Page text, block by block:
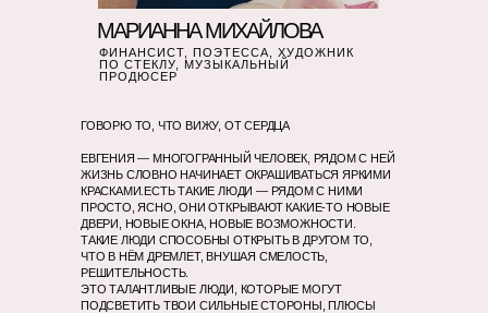
ГОВОРЮ ТО, ЧТО ВИЖУ, ОТ СЕРДЦА
ЕВГЕНИЯ — МНОГОГРАННЫЙ ЧЕЛОВЕК, РЯДОМ С НЕЙ
ЖИЗНЬ СЛОВНО НАЧИНАЕТ ОКРАШИВАТЬСЯ ЯРКИМИ
КРАСКАМИ.ЕСТЬ ТАКИЕ ЛЮДИ — РЯДОМ С НИМИ
ПРОСТО, ЯСНО, ОНИ ОТКРЫВАЮТ КАКИЕ-ТО НОВЫЕ
ДВЕРИ, НОВЫЕ ОКНА, НОВЫЕ ВОЗМОЖНОСТИ.
ТАКИЕ ЛЮДИ СПОСОБНЫ ОТКРЫТЬ В ДРУГОМ ТО,
ЧТО В НЁМ ДРЕМЛЕТ, ВНУШАЯ СМЕЛОСТЬ,
РЕШИТЕЛЬНОСТЬ.
ЭТО ТАЛАНТЛИВЫЕ ЛЮДИ, КОТОРЫЕ МОГУТ
ПОДСВЕТИТЬ ТВОИ СИЛЬНЫЕ СТОРОНЫ, ПЛЮСЫ
ФИНАНСИСТ, ПОЭТЕССА, ХУДОЖНИК
ПО СТЕКЛУ, МУЗЫКАЛЬНЫЙ
ПРОДЮСЕР
МАРИАННА МИХАЙЛОВА